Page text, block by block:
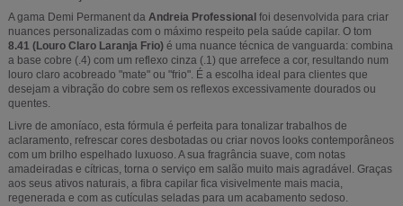
A gama Demi Permanent da Andreia Professional foi desenvolvida para criar
nuances personalizadas com o máximo respeito pela saúde capilar. O tom
8.41 (Louro Claro Laranja Frio) é uma nuance técnica de vanguarda: combina
a base cobre (.4) com um reflexo cinza (.1) que arrefece a cor, resultando num
louro claro acobreado "mate" ou "frio". É a escolha ideal para clientes que
desejam a vibração do cobre sem os reflexos excessivamente dourados ou
quentes.
Livre de amoníaco, esta fórmula é perfeita para tonalizar trabalhos de
aclaramento, refrescar cores desbotadas ou criar novos looks contemporâneos
com um brilho espelhado luxuoso. A sua fragrância suave, com notas
amadeiradas e cítricas, torna o serviço em salão muito mais agradável. Graças
aos seus ativos naturais, a fibra capilar fica visivelmente mais macia,
regenerada e com as cutículas seladas para um acabamento sedoso.